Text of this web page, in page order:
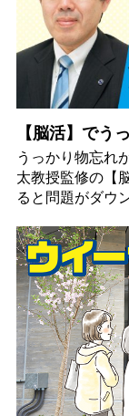
【脳活】でう
うっかり物忘れ
太教授監修の【
ると問題がダウ